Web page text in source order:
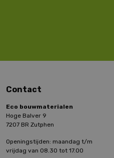
Contact
Eco bouwmaterialen
Hoge Balver 9
7207 BR Zutphen
Openingstijden: maandag t/m
vrijdag van 08.30 tot 17.00